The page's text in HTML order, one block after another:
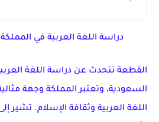
دراسة اللغة العربية في
القطعة تتحدث عن دراسة اللغة
السعودية، وتعتبر المملكة وجهة
اللغة العربية وثقافة الإسلام. تشير